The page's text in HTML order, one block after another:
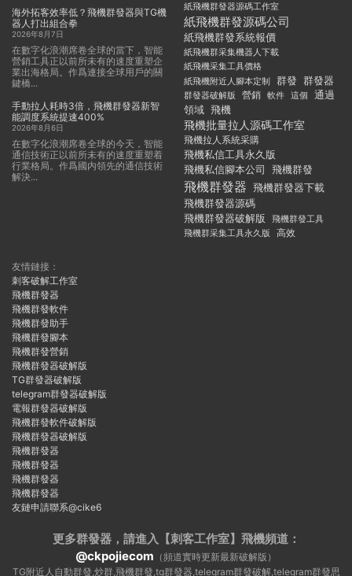
海外拓客效率低？飛機群發器與TG機
器人打出組合拳
2026年8月7日
在數字化浪潮席卷全球的當下，智能
營銷工具正以前所未有的速度重塑企
業出海格局。作爲連接全球用戶的關
鍵橋...
手動拉人耗時3倍，飛機群發器新智
能調度系統提速400%
2026年8月6日
在數字化浪潮席卷全球的今天，智能
通信技術正以前所未有的速度重塑着
行業格局。作爲國内領先的通信技術
解決...
紙飛機群發器源碼工作室
紙飛機群發源碼公司
紙飛機群發系統報價
紙飛機群采集機器人下載
紙飛機采集工具價格
紙飛機附近人腳本定制
群發 群發器
群發器破解版 營銷 軟件 這個
通過
領域 飛機
飛機批量拉人源碼工作室
飛機拉人系統采購
飛機私信工具永久版
飛機私信腳本公司
飛機群發
飛機群發器 飛機群發器下載
飛機群發器源碼
飛機群發器破解版
飛機群發工具
飛機群采集工具永久版
高效
友情鏈接：
刺客破解工作室
飛機群發器
飛機群發軟件
飛機群發助手
飛機群發腳本
飛機群發營銷
飛機群發器破解版
TG群發器破解版
telegram群發器破解版
電報群發器破解版
飛機群發軟件破解版
飛機群發器破解版
飛機群發器
飛機群發器
飛機群發器
飛機群發器
友鏈申請聯系@cike6
更多群發器，請進入【刺客工作室】 飛機頻道：
@ckpojiecom （頻道實時更新最新破解版）
TG附近人自動群發,炒群,飛機群發,tg群發器,telegram群發破解,telegram群發思